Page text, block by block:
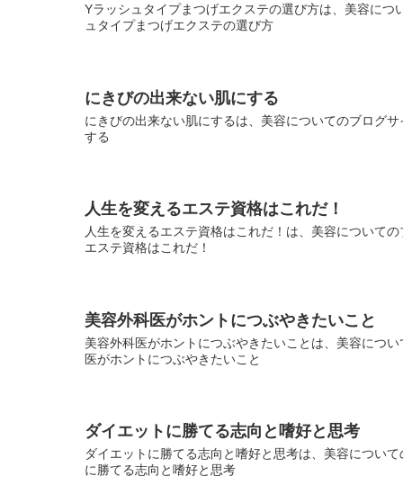
Yラッシュタイプまつげエクステの選び方は、美容に
ュタイプまつげエクステの選び方
にきびの出来ない肌にする
にきびの出来ない肌にするは、美容についてのブログ
する
人生を変えるエステ資格はこれだ！
人生を変えるエステ資格はこれだ！は、美容について
エステ資格はこれだ！
美容外科医がホントにつぶやきたいこと
美容外科医がホントにつぶやきたいことは、美容につ
医がホントにつぶやきたいこと
ダイエットに勝てる志向と嗜好と思考
ダイエットに勝てる志向と嗜好と思考は、美容につい
に勝てる志向と嗜好と思考